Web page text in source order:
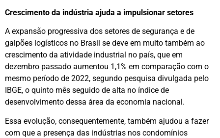
Crescimento da indústria ajuda a impulsionar setores
A expansão progressiva dos setores de segurança e de
galpões logísticos no Brasil se deve em muito também ao
crescimento da atividade industrial no país, que em
dezembro passado aumentou 1,1% em comparação com o
mesmo período de 2022, segundo pesquisa divulgada pelo
IBGE, o quinto mês seguido de alta no índice de
desenvolvimento dessa área da economia nacional.
Essa evolução, consequentemente, também ajudou a fazer
com que a presença das indústrias nos condomínios